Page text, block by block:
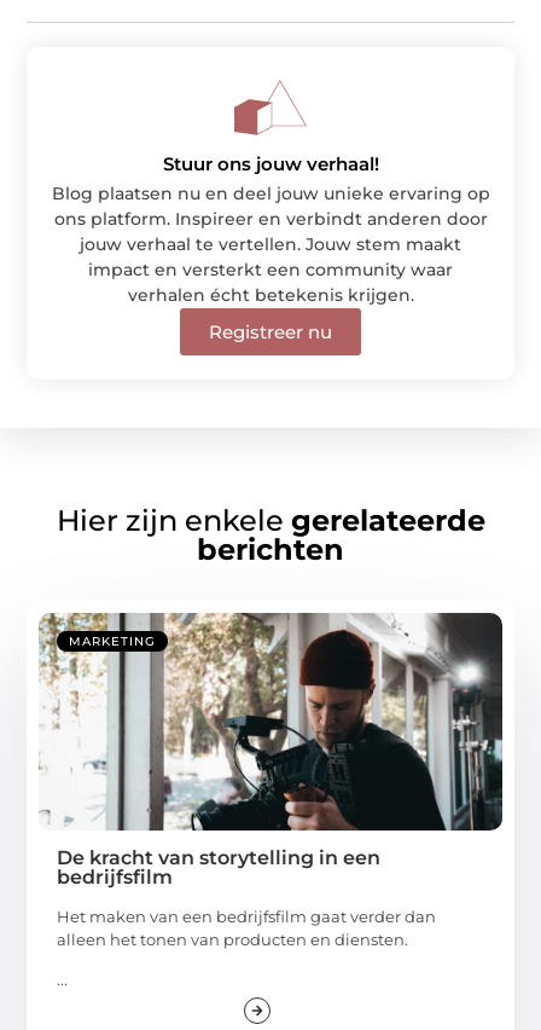
Stuur ons jouw verhaal!
Blog plaatsen nu en deel jouw unieke ervaring op
ons platform. Inspireer en verbindt anderen door
jouw verhaal te vertellen. Jouw stem maakt
impact en versterkt een community waar
verhalen écht betekenis krijgen.
Registreer nu
Hier zijn enkele gerelateerde
berichten
MARKETING
De kracht van storytelling in een
bedrijfsfilm
Het maken van een bedrijfsfilm gaat verder dan
alleen het tonen van producten en diensten.
...